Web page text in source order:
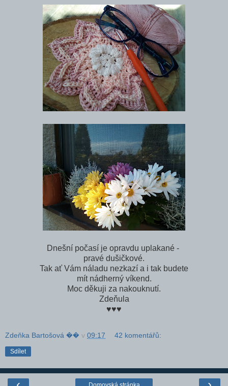
Dnešní počasí je opravdu uplakané -
pravé dušičkové.
Tak ať Vám náladu nezkazí a i tak budete
mít nádherný víkend.
Moc děkuji za nakouknutí.
Zdeňula
♥♥♥
Zdeňka Bartošová �� v 09:17 42 komentářů:
Sdílet